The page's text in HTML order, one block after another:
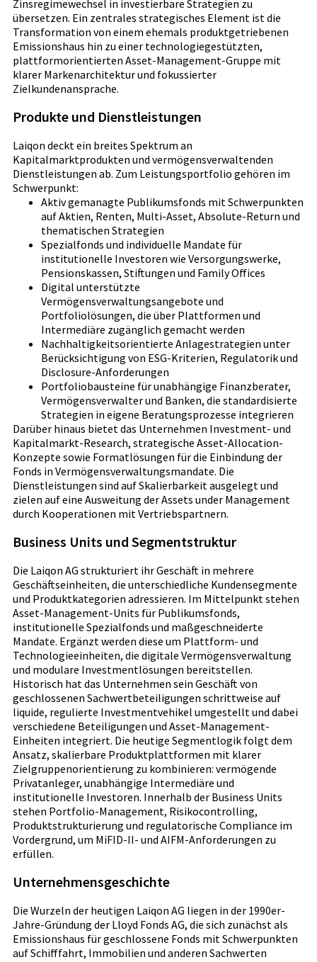
Zinsregimewechsel in investierbare Strategien zu
übersetzen. Ein zentrales strategisches Element ist die
Transformation von einem ehemals produktgetriebenen
Emissionshaus hin zu einer technologiegestützten,
plattformorientierten Asset-Management-Gruppe mit
klarer Markenarchitektur und fokussierter
Zielkundenansprache.
Produkte und Dienstleistungen
Laiqon deckt ein breites Spektrum an
Kapitalmarktprodukten und vermögensverwaltenden
Dienstleistungen ab. Zum Leistungsportfolio gehören im
Schwerpunkt:
Aktiv gemanagte Publikumsfonds mit Schwerpunkten
auf Aktien, Renten, Multi-Asset, Absolute-Return und
thematischen Strategien
Spezialfonds und individuelle Mandate für
institutionelle Investoren wie Versorgungswerke,
Pensionskassen, Stiftungen und Family Offices
Digital unterstützte
Vermögensverwaltungsangebote und
Portfoliolösungen, die über Plattformen und
Intermediäre zugänglich gemacht werden
Nachhaltigkeitsorientierte Anlagestrategien unter
Berücksichtigung von ESG-Kriterien, Regulatorik und
Disclosure-Anforderungen
Portfoliobausteine für unabhängige Finanzberater,
Vermögensverwalter und Banken, die standardisierte
Strategien in eigene Beratungsprozesse integrieren
Darüber hinaus bietet das Unternehmen Investment- und
Kapitalmarkt-Research, strategische Asset-Allocation-
Konzepte sowie Formatlösungen für die Einbindung der
Fonds in Vermögensverwaltungsmandate. Die
Dienstleistungen sind auf Skalierbarkeit ausgelegt und
zielen auf eine Ausweitung der Assets under Management
durch Kooperationen mit Vertriebspartnern.
Business Units und Segmentstruktur
Die Laiqon AG strukturiert ihr Geschäft in mehrere
Geschäftseinheiten, die unterschiedliche Kundensegmente
und Produktkategorien adressieren. Im Mittelpunkt stehen
Asset-Management-Units für Publikumsfonds,
institutionelle Spezialfonds und maßgeschneiderte
Mandate. Ergänzt werden diese um Plattform- und
Technologieeinheiten, die digitale Vermögensverwaltung
und modulare Investmentlösungen bereitstellen.
Historisch hat das Unternehmen sein Geschäft von
geschlossenen Sachwertbeteiligungen schrittweise auf
liquide, regulierte Investmentvehikel umgestellt und dabei
verschiedene Beteiligungen und Asset-Management-
Einheiten integriert. Die heutige Segmentlogik folgt dem
Ansatz, skalierbare Produktplattformen mit klarer
Zielgruppenorientierung zu kombinieren: vermögende
Privatanleger, unabhängige Intermediäre und
institutionelle Investoren. Innerhalb der Business Units
stehen Portfolio-Management, Risikocontrolling,
Produktstrukturierung und regulatorische Compliance im
Vordergrund, um MiFID-II- und AIFM-Anforderungen zu
erfüllen.
Unternehmensgeschichte
Die Wurzeln der heutigen Laiqon AG liegen in der 1990er-
Jahre-Gründung der Lloyd Fonds AG, die sich zunächst als
Emissionshaus für geschlossene Fonds mit Schwerpunkten
auf Schifffahrt, Immobilien und anderen Sachwerten